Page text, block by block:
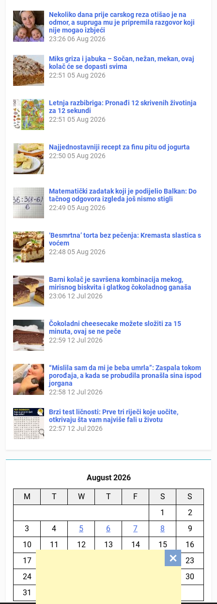
Nekoliko dana prije carskog reza otišao je na
odmor, a supruga mu je pripremila razgovor koji
nije mogao izbjeći
23:26 06 Aug 2026
Miks griza i jabuka – Sočan, nežan, mekan, ovaj
kolač će se dopasti svima
22:51 05 Aug 2026
Letnja razbibriga: Pronađi 12 skrivenih životinja
za 12 sekundi
22:51 05 Aug 2026
Najjednostavniji recept za finu pitu od jogurta
22:50 05 Aug 2026
Matematički zadatak koji je podijelio Balkan: Do
tačnog odgovora izgleda još nismo stigli
22:49 05 Aug 2026
‘Besmrtna’ torta bez pečenja: Kremasta slastica s
voćem
22:48 05 Aug 2026
Barni kolač je savršena kombinacija mekog,
mirisnog biskvita i glatkog čokoladnog ganaša
23:06 12 Jul 2026
Čokoladni cheesecake možete složiti za 15
minuta, ovaj se ne peče
22:59 12 Jul 2026
“Mislila sam da mi je beba umrla”: Zaspala tokom
porođaja, a kada se probudila pronašla sina ispod
jorgana
22:58 12 Jul 2026
Brzi test ličnosti: Prve tri riječi koje uočite,
otkrivaju šta vam najviše fali u životu
22:57 12 Jul 2026
August 2026
M T W T F S
S
1
2
3
4 5 6 7 8
9
10
11 12 13 14 15
16
17
23
24
30
31